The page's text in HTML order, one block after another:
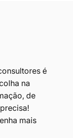
é
na
de
mais